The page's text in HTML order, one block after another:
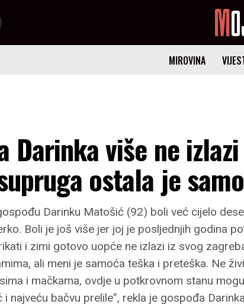
MIROVINA
Darinka više ne
ostala je
Darinku Matošić (92) boli već cijelo
Boli je još više jer joj je posljednjih godina
i zimi gotovo uopće ne izlazi iz svog
ali meni je samoća teška i preteška. Ne
i mačkama, ovdje u potkrovnom stanu
i najveću bačvu prelile”, rekla je gospođa